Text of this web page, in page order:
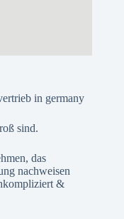
sind.
das
nachweisen
&